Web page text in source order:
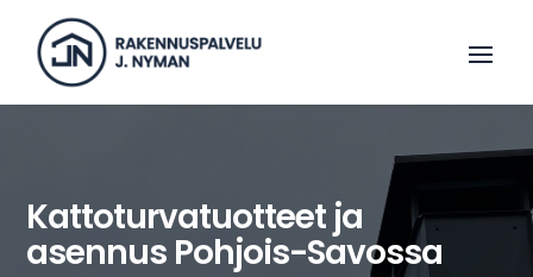
Kattoturvatuotteet ja
asennus Pohjois-Savossa